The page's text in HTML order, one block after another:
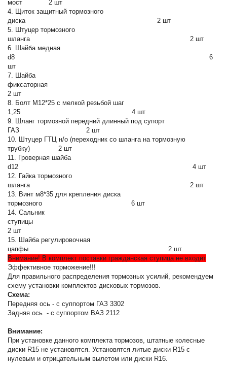
мост 2 шт
4. Щиток защитный тормозного
диска 2 шт
5. Штуцер тормозного
шланга 2 шт
6. Шайба медная
d8 6
шт
7. Шайба
2 шт
8. Болт М12*25 с мелкой резьбой шаг
1,25 4 шт
9. Шланг тормозной передний длинный под супорт
ГАЗ 2 шт
10. Штуцер ГТЦ н/о (переходник со шланга на тормозную
трубку) 2 шт
11. Гроверная шайба
d12 4 шт
12. Гайка тормозного
шланга 2 шт
13. Винт м8*35 для крепления диска
тормозного 6 шт
14. Сальник
ступицы
2 шт
15. Шайба регулировочная
цапфы 2 шт
Внимание! В комплект поставки гражданская ступица не входит
Эффективное торможение!!!
Для правильного распределения тормозных усилий, рекомендуем
схему установки комплектов дисковых тормозов.
Схема:
Передняя ось - с суппортом ГАЗ 3302
Задняя ось - с суппортом ВАЗ 2112
Внимание:
При установке данного комплекта тормозов, штатные колесные
диски R15 не установятся. Установятся литые диски R15 с
нулевым и отрицательным вылетом или диски R16.